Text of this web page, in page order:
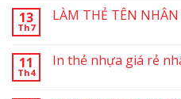
13
Th7
LÀM THẺ TÊN
11
Th4
In thẻ nhựa giá rẻ